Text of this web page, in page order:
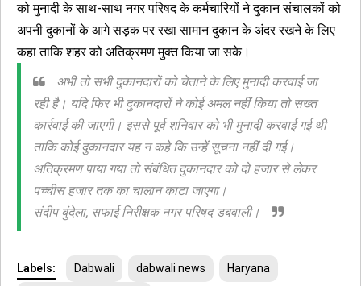
को मुनादी के साथ-साथ नगर परिषद के कर्मचारियों ने दुकान संचालकों को
अपनी दुकानों के आगे सड़क पर रखा सामान दुकान के अंदर रखने के लिए
कहा ताकि शहर को अतिक्रमण मुक्त किया जा सके।
अभी तो सभी दुकानदारों को चेताने के लिए मुनादी करवाई जा
रही है। यदि फिर भी दुकानदारों ने कोई अमल नहीं किया तो सख्त
कार्रवाई की जाएगी। इससे पूर्व शनिवार को भी मुनादी करवाई गई थी
ताकि कोई दुकानदार यह न कहे कि उन्हें सूचना नहीं दी गई।
अतिक्रमण पाया गया तो संबंधित दुकानदार को दो हजार से लेकर
पच्चीस हजार तक का चालान काटा जाएगा।
संदीप बुंदेला, सफाई निरीक्षक नगर परिषद डबवाली।
Labels: Dabwali dabwali news Haryana